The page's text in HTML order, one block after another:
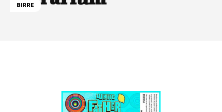
BIRRE